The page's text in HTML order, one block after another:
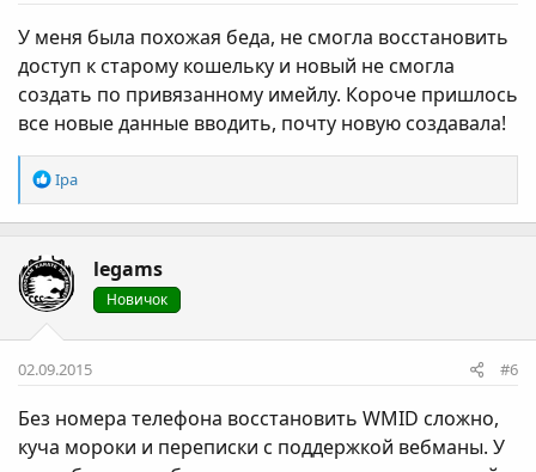
У меня была похожая беда, не смогла восстановить
доступ к старому кошельку и новый не смогла
создать по привязанному имейлу. Короче пришлось
все новые данные вводить, почту новую создавала!
Р
е
а
ц
і
ї
Ipa
legams
Новичок
02.09.2015 #6
Без номера телефона восстановить WMID сложно,
куча мороки и переписки с поддержкой вебманы. У